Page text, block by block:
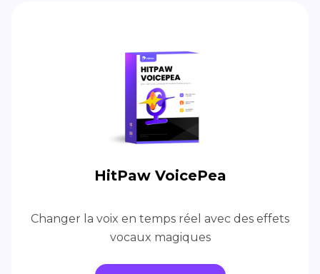
HitPaw VoicePea
Changer la voix en temps réel avec des effets
vocaux magiques